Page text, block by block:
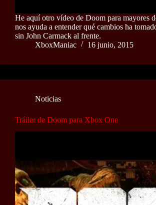
He aquí otro vídeo de Doom para mayores
nos ayuda a entender qué cambios ha
sin John Carmack al frente.
XboxManiac
16 junio, 2015
Noticias
Tráiler de Doom para Xbox One